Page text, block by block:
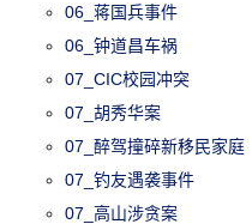
06_蒋国兵事件
06_钟道昌车祸
07_CIC校园冲突
07_胡秀华案
07_醉驾撞碎新移民家庭
07_钓友遇袭事件
07_高山涉贪案